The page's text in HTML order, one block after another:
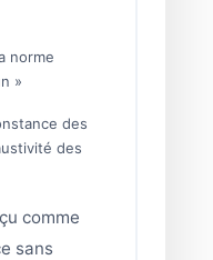
norme
»
des
des
comme
sans